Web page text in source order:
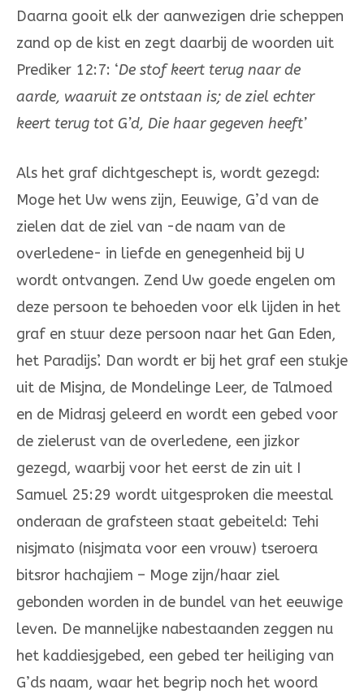
Daarna gooit elk der aanwezigen drie scheppen
zand op de kist en zegt daarbij de woorden uit
Prediker 12:7: ‘De stof keert terug naar de
aarde, waaruit ze ontstaan is; de ziel echter
keert terug tot G’d, Die haar gegeven heeft’
Als het graf dichtgeschept is, wordt gezegd:
Moge het Uw wens zijn, Eeuwige, G’d van de
zielen dat de ziel van -de naam van de
overledene- in liefde en genegenheid bij U
wordt ontvangen. Zend Uw goede engelen om
deze persoon te behoeden voor elk lijden in het
graf en stuur deze persoon naar het Gan Eden,
het Paradijs’. Dan wordt er bij het graf een stukje
uit de Misjna, de Mondelinge Leer, de Talmoed
en de Midrasj geleerd en wordt een gebed voor
de zielerust van de overledene, een jizkor
gezegd, waarbij voor het eerst de zin uit I
Samuel 25:29 wordt uitgesproken die meestal
onderaan de grafsteen staat gebeiteld: Tehi
nisjmato (nisjmata voor een vrouw) tseroera
bitsror hachajiem – Moge zijn/haar ziel
gebonden worden in de bundel van het eeuwige
leven. De mannelijke nabestaanden zeggen nu
het kaddiesjgebed, een gebed ter heiliging van
G’ds naam, waar het begrip noch het woord